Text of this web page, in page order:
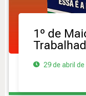
1º de
29 de abril